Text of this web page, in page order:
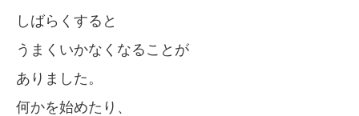
しばらくすると
うまくいかなくなることが
ありました。
何かを始めたり、